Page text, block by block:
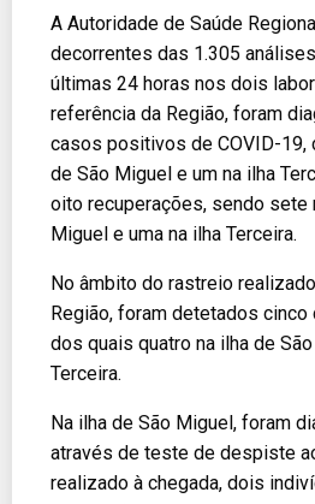
A Autoridade de Saúde
decorrentes das 1.305
últimas 24 horas nos dois
referência da Região, foram
casos positivos de COVID-19,
de São Miguel e um na ilha
oito recuperações, sendo sete
Miguel e uma na ilha Terceira.
No âmbito do rastreio
Região, foram detetados
dos quais quatro na ilha de
Terceira.
Na ilha de São Miguel, foram
através de teste de despiste
realizado à chegada, dois